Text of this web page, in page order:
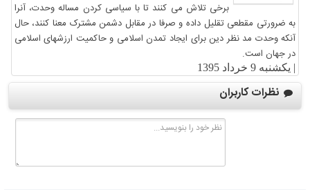
برخی تلاش می کنند تا با سیاسی کردن مساله وحدت، آنرا
به ضرورتی مقطعی تقلیل داده و صرفا در مقابل دشمن مشترک معنا کنند، حال
آنکه وحدت مد نظر دین برای ایجاد تمدن اسلامی و حاکمیت ارزشهای اسلامی
در جهان است.
| یکشنبه 9 خرداد 1395
نظرات کاربران